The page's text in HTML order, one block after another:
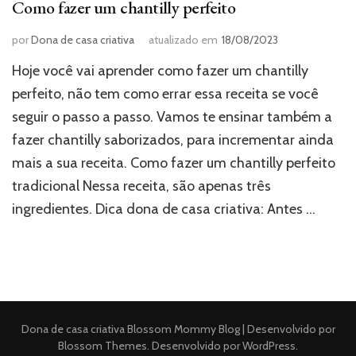
Como fazer um chantilly perfeito
porDona de casa criativa atualizado em 18/08/2023
Hoje você vai aprender como fazer um chantilly
perfeito, não tem como errar essa receita se você
seguir o passo a passo. Vamos te ensinar também a
fazer chantilly saborizados, para incrementar ainda
mais a sua receita. Como fazer um chantilly perfeito
tradicional Nessa receita, são apenas três
ingredientes. Dica dona de casa criativa: Antes …
Dona de casa criativaBlossom Mommy Blog | Desenvolvido por
Blossom Themes . Desenvolvido porWordPress